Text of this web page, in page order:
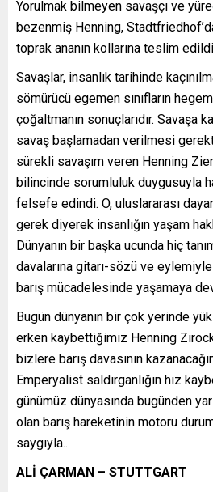
Yorulmak bilmeyen savaşçı ve
bezenmiş Henning,
toprak ananın kollarına teslim
Savaşlar, insanlık tarihinde
sömürücü egemen sınıfların
çoğaltmanın sonuçlarıdır. Savaşa
savaş başlamadan verilmesi
sürekli savaşım veren Henning
bilincinde sorumluluk duygusuyla
felsefe edindi. O, uluslararası
gerek diyerek insanlığın yaşam
Dünyanın bir başka ucunda hiç
davalarına gitarı-sözü ve
barış mücadelesinde yaşamaya
Bugün dünyanın bir çok yerinde
erken kaybettiğimiz Henning
bizlere barış davasının
Emperyalist saldırganlığın hız
günümüz dünyasında bugünden
olan barış hareketinin motoru
saygıyla..
ALİ ÇARMAN – STUTTGART